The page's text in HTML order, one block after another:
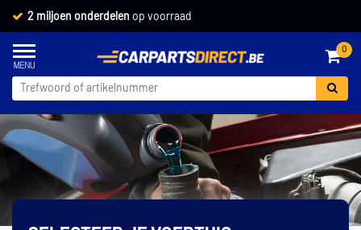
2 miljoen onderdelen op voorraad
0